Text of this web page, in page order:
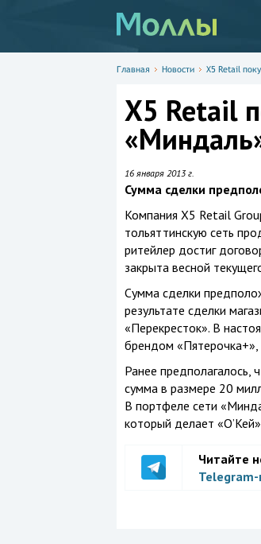
Главная Новости X5 Retail
X5 Retail
16 января 2013 г.
Сумма сделки
Компания X5 Retail
тольяттинскую сеть
ритейлер достиг
закрыта весной
Сумма сделки
результате сделки
«Перекресток». В
брендом «Пятерочка+»,
Ранее предполагалось,
сумма в размере 20
В портфеле сети
который делает
Читайте